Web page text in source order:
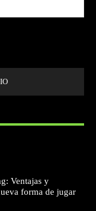
Ventajas y
forma de jugar